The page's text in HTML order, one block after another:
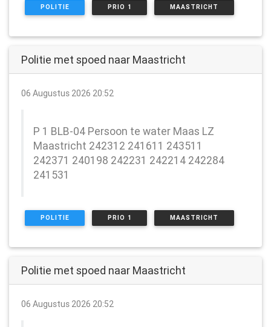
POLITIE PRIO 1 MAASTRICHT
Politie met spoed naar Maastricht
06 Augustus 2026 20:52
P 1 BLB-04 Persoon te water Maas LZ
Maastricht 242312 241611 243511
242371 240198 242231 242214 242284
241531
POLITIE PRIO 1 MAASTRICHT
Politie met spoed naar Maastricht
06 Augustus 2026 20:52